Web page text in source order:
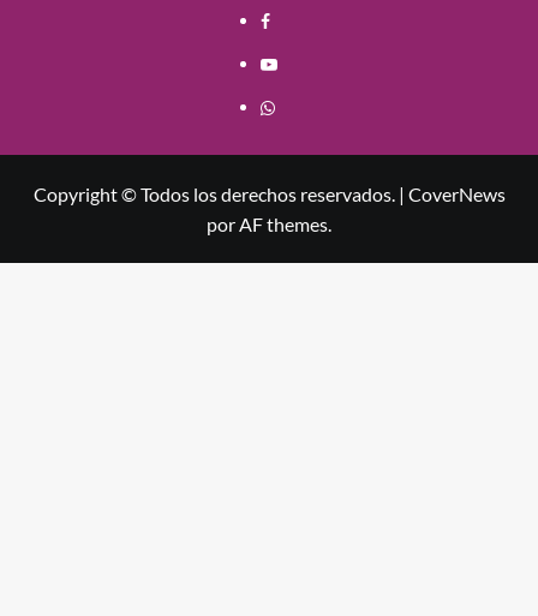
Facebook
Youtube
Whatsapp
Copyright © Todos los derechos reservados. | CoverNews
por AF themes.